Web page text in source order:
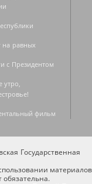
на равных
с Президентом
утро,
фильм
Государственная
обязательна.